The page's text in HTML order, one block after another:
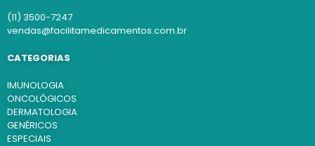
(11) 3500-7247
vendas@facilitamedicamentos.com.br
CATEGORIAS
IMUNOLOGIA
ONCOLÓGICOS
DERMATOLOGIA
GENÉRICOS
ESPECIAIS